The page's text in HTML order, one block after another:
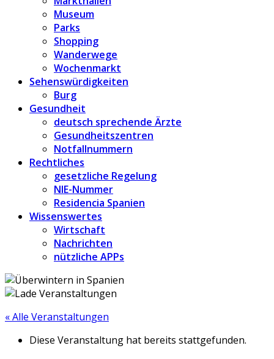
Museum
Parks
Shopping
Wanderwege
Wochenmarkt
Sehenswürdigkeiten
Burg
Gesundheit
deutsch sprechende Ärzte
Gesundheitszentren
Notfallnummern
Rechtliches
gesetzliche Regelung
NIE-Nummer
Residencia Spanien
Wissenswertes
Wirtschaft
Nachrichten
nützliche APPs
« Alle Veranstaltungen
Diese Veranstaltung hat bereits stattgefunden.